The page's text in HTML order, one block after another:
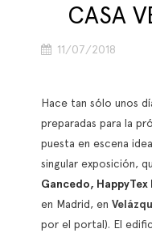
CASA
11/07/2018
Hace tan sólo unos
preparadas para la
puesta en escena
singular exposición,
Gancedo,
en Madrid, en
por el portal). El